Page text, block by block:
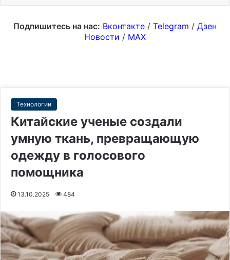
Подпишитесь на нас: Вконтакте / Telegram / Дзен
Новости / MAX